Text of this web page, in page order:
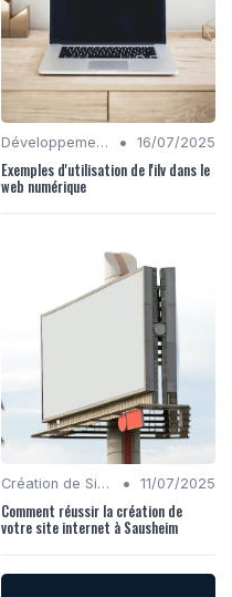
Développement Front-End et Back-End • 16/07/2025
Exemples d'utilisation de l'ilv dans le
web numérique
Création de Sites Web • 11/07/2025
Comment réussir la création de
votre site internet à Sausheim